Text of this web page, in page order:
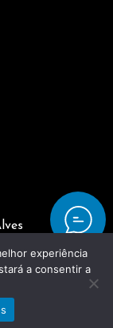
experiência
a consentir a